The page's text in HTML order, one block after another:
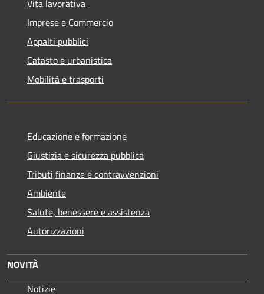
Vita lavorativa
Imprese e Commercio
Appalti pubblici
Catasto e urbanistica
Mobilità e trasporti
Educazione e formazione
Giustizia e sicurezza pubblica
Tributi,finanze e contravvenzioni
Ambiente
Salute, benessere e assistenza
Autorizzazioni
NOVITÀ
Notizie